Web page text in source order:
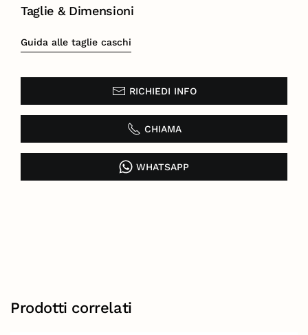
Taglie & Dimensioni
Guida alle taglie caschi
RICHIEDI INFO
CHIAMA
WHATSAPP
Prodotti correlati